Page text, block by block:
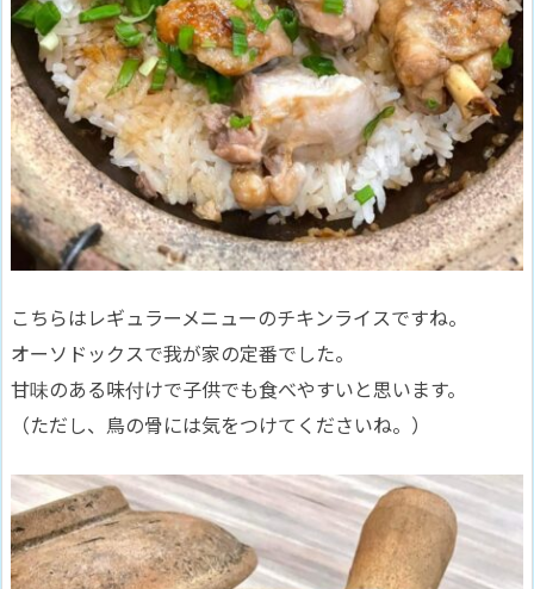
こちらはレギュラーメニューのチキンライスですね。
オーソドックスで我が家の定番でした。
甘味のある味付けで子供でも食べやすいと思います。
（ただし、鳥の骨には気をつけてくださいね。）